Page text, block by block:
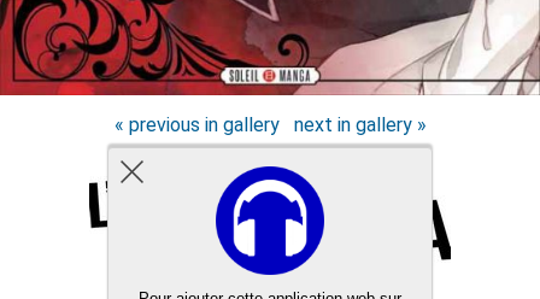
« previous in gallery next in gallery »